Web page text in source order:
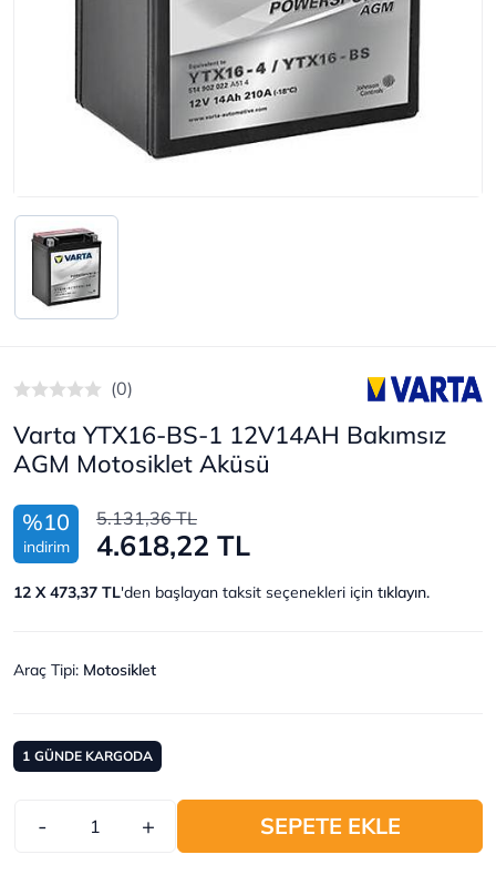
(0)
Varta YTX16-BS-1 12V14AH Bakımsız
AGM Motosiklet Aküsü
%10
indirim
5.131,36 TL
4.618,22 TL
12 X 473,37 TL'den başlayan taksit seçenekleri için tıklayın.
Araç Tipi: Motosiklet
1 GÜNDE KARGODA
- + SEPETE EKLE